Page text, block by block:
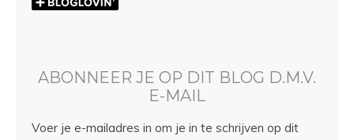
ABONNEER JE OP DIT BLOG D.M.V.
E-MAIL
Voer je e-mailadres in om je in te schrijven op dit